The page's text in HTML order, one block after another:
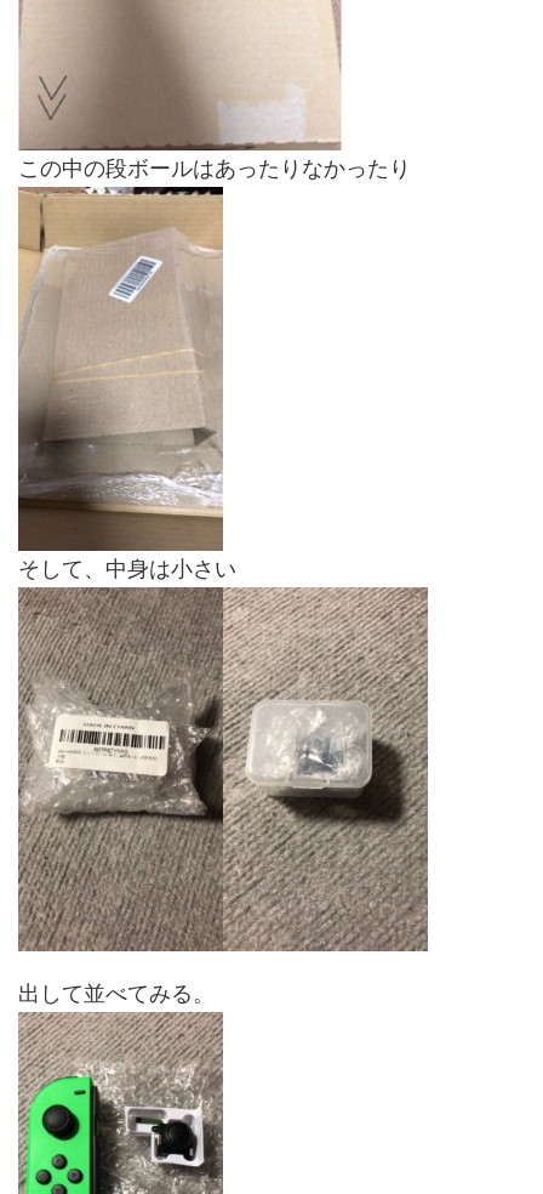
この中の段ボールはあったりなかったり
そして、中身は小さい
出して並べてみる。